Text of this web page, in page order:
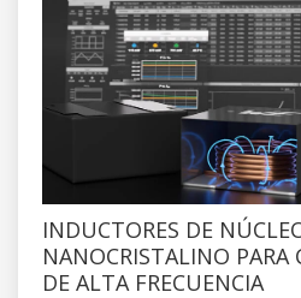
INDUCTORES DE
NANOCRISTALINO PARA
DE ALTA FRECUENCIA